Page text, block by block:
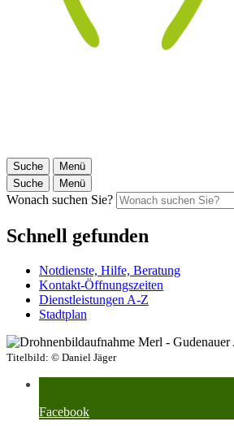
Suche
Menü
Suche
Menü
Wonach suchen Sie?
Schnell gefunden
Notdienste, Hilfe, Beratung
Kontakt-Öffnungszeiten
Dienstleistungen A-Z
Stadtplan
Titelbild: © Daniel Jäger
Facebook